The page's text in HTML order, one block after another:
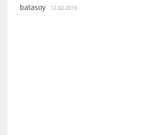
batasoy 12.02.2019